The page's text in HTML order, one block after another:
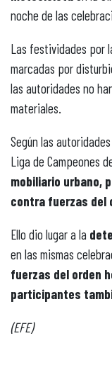
noche de las
Las festividades por
marcadas por
las autoridades no
materiales.
Según las
Liga de Campeones
mobiliario urbano,
contra fuerzas del
Ello dio lugar a la
en las mismas
fuerzas del orden
participantes
(EFE)